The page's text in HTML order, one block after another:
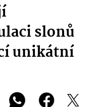
slonů
unikátní